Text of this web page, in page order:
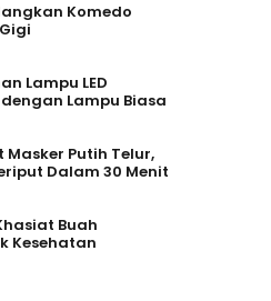
Komedo
Lampu LED
Lampu Biasa
Putih Telur,
Dalam 30 Menit
Buah
Kesehatan